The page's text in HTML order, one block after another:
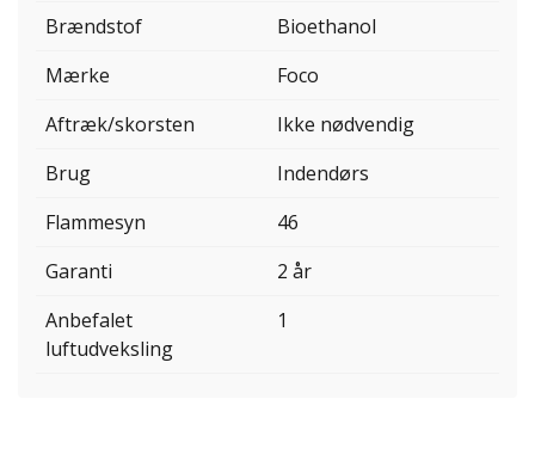
Brændstof
Bioethanol
Mærke
Foco
Aftræk/skorsten
Ikke nødvendig
Brug
Indendørs
Flammesyn
46
Garanti
2 år
Anbefalet
luftudveksling
1